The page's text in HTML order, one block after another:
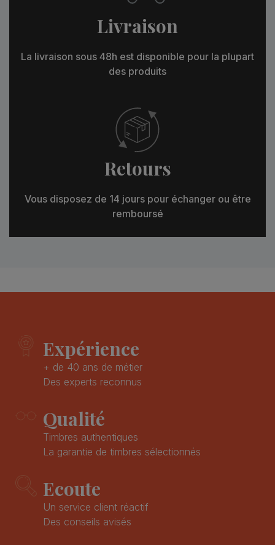
Livraison
La livraison sous 48h est disponible pour la plupart
des produits
Retours
Vous disposez de 14 jours pour échanger ou être
remboursé
Expérience
+ de 40 ans de métier
Des experts reconnus
Qualité
Timbres authentiques
La garantie de timbres sélectionnés
Ecoute
Un service client réactif
Des conseils avisés